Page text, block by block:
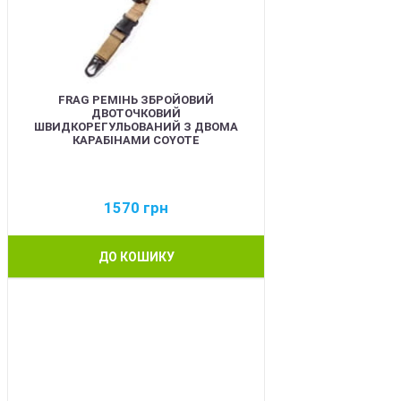
FRAG РЕМІНЬ ЗБРОЙОВИЙ
ДВОТОЧКОВИЙ
ШВИДКОРЕГУЛЬОВАНИЙ З ДВОМА
КАРАБІНАМИ COYOTE
1570 грн
ДО КОШИКУ